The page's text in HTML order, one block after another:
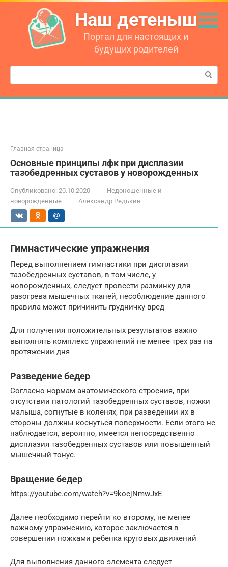
Перейти
контенту
Наш детеныш
Портал для настоящих и
будущих родителей
Поиск:
Главная страница
Основные принципы лфк при дисплазии
тазобедренных суставов у новорожденных
Опубликовано: 20.10.2020
Недоношенные и
новорожденные
Александр Редькин
Гимнастические упражнения
Перед выполнением гимнастики при дисплазии
тазобедренных суставов, в том числе, у
новорожденных, следует провести разминку для
разогрева мышечных тканей, несоблюдение данного
правила может причинить грудничку вред
Для получения положительных результатов важно
выполнять комплекс упражнений не менее трех раз на
протяжении дня
Разведение бедер
Согласно нормам анатомического строения, при
отсутствии патологий тазобедренных суставов, ножки
малыша, согнутые в коленях, при разведении их в
стороны должны коснуться поверхности. Если этого не
наблюдается, вероятно, имеется непосредственно
дисплазия тазобедренных суставов или повышенный
мышечный тонус.
Вращение бедер
https://youtube.com/watch?v=9koejNmwJxE
Далее необходимо перейти ко второму, не менее
важному упражнению, которое заключается в
совершении ножками ребенка круговых движений
Для выполнения данного элемента следует